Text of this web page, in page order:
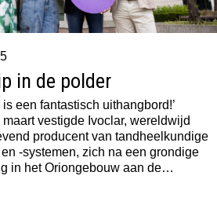
in de polder
is een fantastisch uithangbord!’
vestigde Ivoclar, wereldwijd
producent van tandheelkundige
-systemen, zich na een grondige
in het Oriongebouw aan de